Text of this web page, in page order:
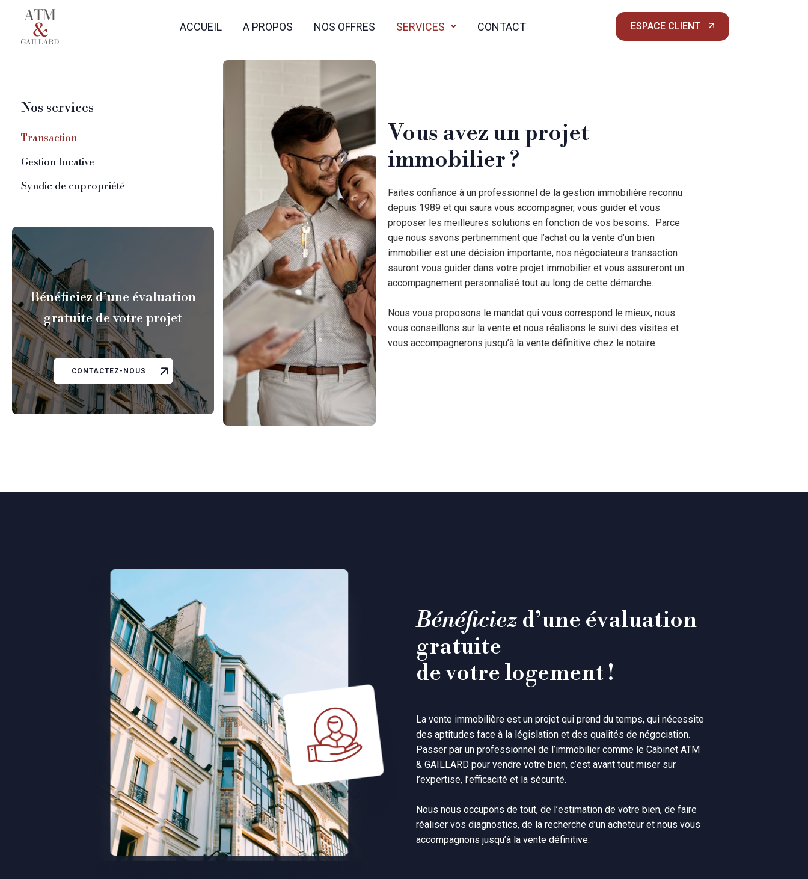
ACCUEIL A PROPOS NOS OFFRES SERVICES CONTACT ESPACE CLIENT
Vous avez un projet
immobilier ?
Faites confiance à un professionnel de la gestion immobilière reconnu
depuis 1989 et qui saura vous accompagner, vous guider et vous
proposer les meilleures solutions en fonction de vos besoins. Parce
que nous savons pertinemment que l’achat ou la vente d’un bien
immobilier est une décision importante, nos négociateurs transaction
sauront vous guider dans votre projet immobilier et vous assureront un
accompagnement personnalisé tout au long de cette démarche.
Nous vous proposons le mandat qui vous correspond le mieux, nous
vous conseillons sur la vente et nous réalisons le suivi des visites et
vous accompagnerons jusqu’à la vente définitive chez le notaire.
Bénéficiez d’une évaluation
gratuite
de votre logement !
La vente immobilière est un projet qui prend du temps, qui nécessite
des aptitudes face à la législation et des qualités de négociation.
Passer par un professionnel de l’immobilier comme le Cabinet ATM
& GAILLARD pour vendre votre bien, c’est avant tout miser sur
l’expertise, l’efficacité et la sécurité.
Nous nous occupons de tout, de l’estimation de votre bien, de faire
réaliser vos diagnostics, de la recherche d’un acheteur et nous vous
accompagnons jusqu’à la vente définitive.
Nos services
Transaction
Gestion locative
Syndic de copropriété
Bénéficiez d’une évaluation
gratuite de votre projet
CONTACTEZ-NOUS